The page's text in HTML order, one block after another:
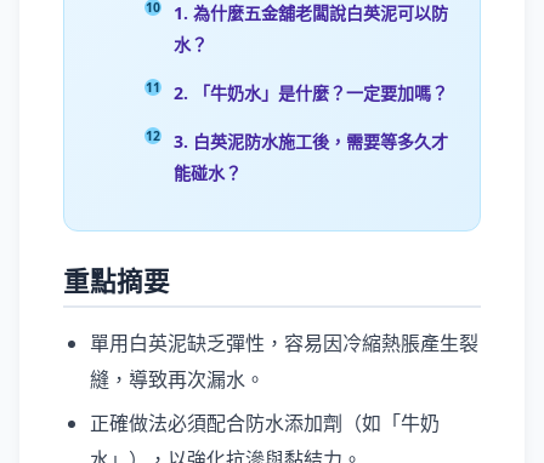
1. 為什麼五金舖老闆說白英泥可以防
水？
2. 「牛奶水」是什麼？一定要加嗎？
3. 白英泥防水施工後，需要等多久才
能碰水？
重點摘要
單用白英泥缺乏彈性，容易因冷縮熱脹產生裂
縫，導致再次漏水。
正確做法必須配合防水添加劑（如「牛奶